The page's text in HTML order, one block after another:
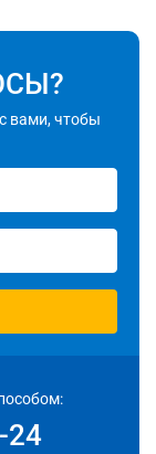
вами, чтобы
24